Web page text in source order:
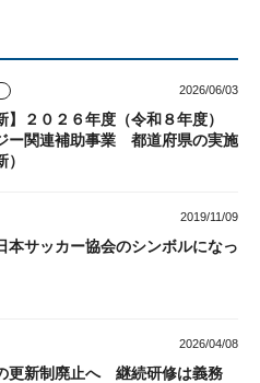
2026/06/03
】２０２６年度（令和８年度）
ー関連補助事業 都道府県の実施
2019/11/09
本サッカー協会のシンボルになっ
2026/04/08
更新制廃止へ 継続研修は義務